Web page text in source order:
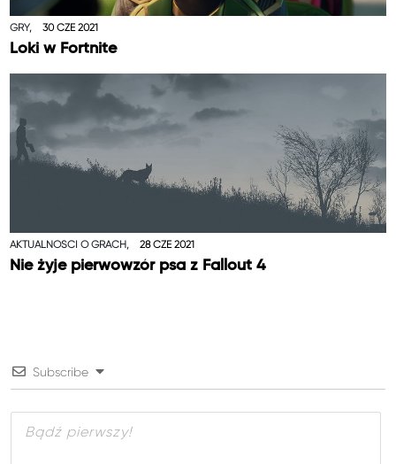
GRY, 30 CZE 2021
Loki w Fortnite
AKTUALNOŚCI O GRACH, 28 CZE 2021
Nie żyje pierwowzór psa z Fallout 4
Subscribe